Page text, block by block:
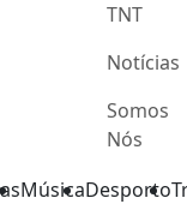
TNT
Notícias
Somos
Nós
MúsicaDesporto